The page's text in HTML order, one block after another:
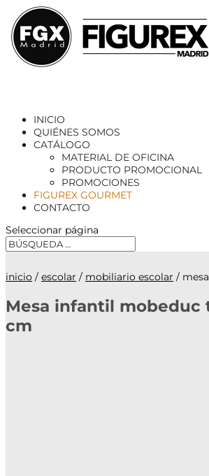
INICIO
QUIÉNES SOMOS
CATÁLOGO
MATERIAL DE OFICINA
PRODUCTO PROMOCIONAL
PROMOCIONES
FIGUREX GOURMET
CONTACTO
Seleccionar página
inicio / escolar / mobiliario escolar /
Mesa infantil mobeduc
cm